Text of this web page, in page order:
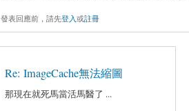
發表回應前，請先登入或註冊
Re: ImageCache無法縮圖
那現在就死馬當活馬醫了 ...